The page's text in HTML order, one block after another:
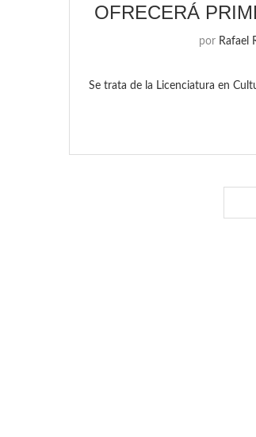
OFRECERÁ
por Rafael
Se trata de la Licenciatura en